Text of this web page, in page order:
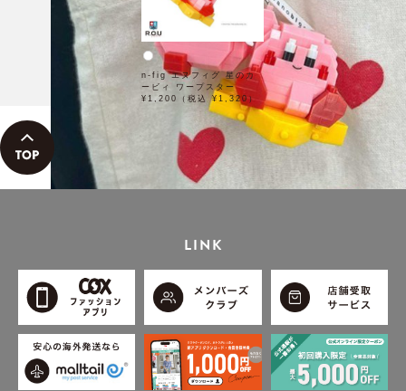
n-fig エヌフィグ 星のカ
ービィ ワープスター
¥1,200（税込 ¥1,320）
LINK